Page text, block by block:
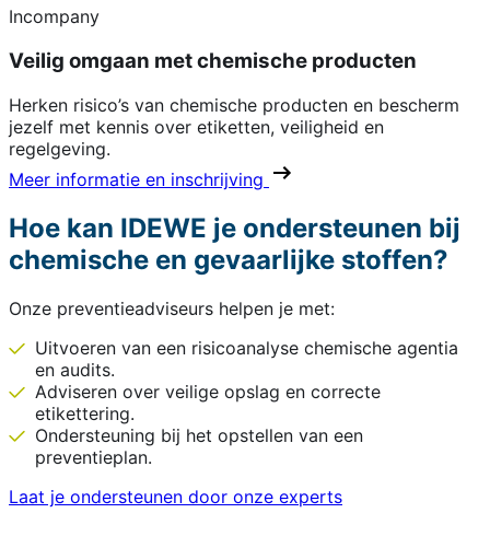
Incompany
Veilig omgaan met chemische producten
Herken risico’s van chemische producten en bescherm
jezelf met kennis over etiketten, veiligheid en
regelgeving.
Meer informatie en inschrijving
Hoe kan IDEWE je ondersteunen bij
chemische en gevaarlijke stoffen?
Onze preventieadviseurs helpen je met:
Uitvoeren van een risicoanalyse chemische agentia
en audits.
Adviseren over veilige opslag en correcte
etikettering.
Ondersteuning bij het opstellen van een
preventieplan.
Laat je ondersteunen door onze experts